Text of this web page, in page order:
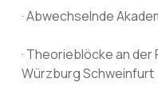
· Abwechselnde
· Theorieblöcke an der
Würzburg Schweinfurt